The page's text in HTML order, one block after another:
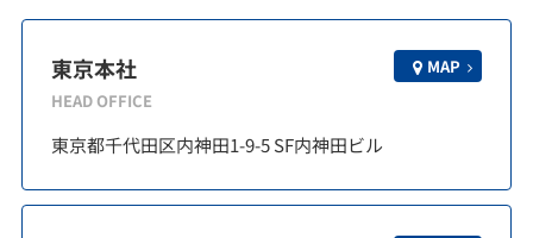
東京本社
HEAD OFFICE
MAP
東京都千代田区内神田1-9-5 SF内神田ビル